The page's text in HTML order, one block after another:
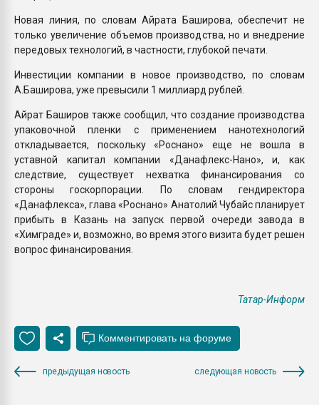
Новая линия, по словам Айрата Баширова, обеспечит не
только увеличение объемов производства, но и внедрение
передовых технологий, в частности, глубокой печати.
Инвестиции компании в новое производство, по словам
А.Баширова, уже превысили 1 миллиард рублей.
Айрат Баширов также сообщил, что создание производства
упаковочной пленки с применением нанотехнологий
откладывается, поскольку «Роснано» еще не вошла в
уставной капитал компании «Данафлекс-Нано», и, как
следствие, существует нехватка финансирования со
стороны госкорпорации. По словам гендиректора
«Данафлекса», глава «Роснано» Анатолий Чубайс планирует
прибыть в Казань на запуск первой очереди завода в
«Химграде» и, возможно, во время этого визита будет решен
вопрос финансирования.
Татар-Информ
предыдущая новость следующая новость